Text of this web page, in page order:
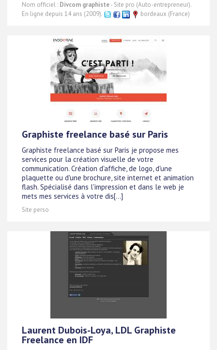
Nom officiel : Divcom graphiste- Site pro (Auto-entrepreneur).
En ligne depuis 14 ans (2009).
bordeaux (France)
Graphiste freelance basé sur Paris
Graphiste freelance basé sur Paris je propose mes
services pour la création visuelle de votre
communication. Création d'affiche, de logo, d'une
plaquette ou d'une brochure, site internet et animation
flash. Spécialisé dans l'impression et dans le web je
mets mes services à votre dis[...]
Site perso
Laurent Dubois-Loya, LDL Graphiste
Freelance en IDF